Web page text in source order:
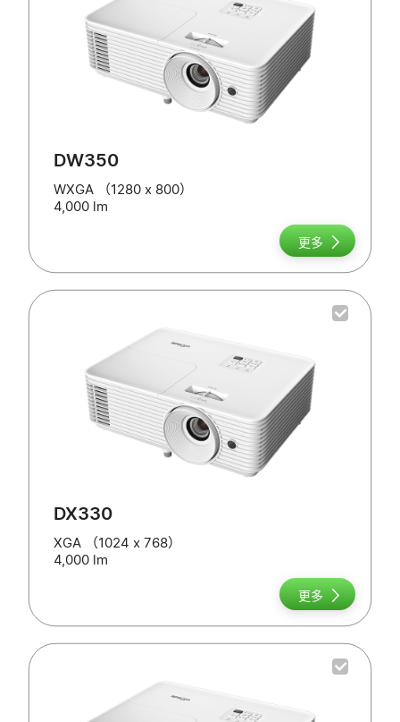
DW350
WXGA （1280 x 800）
4,000 lm
更多
DX330
XGA （1024 x 768）
4,000 lm
更多